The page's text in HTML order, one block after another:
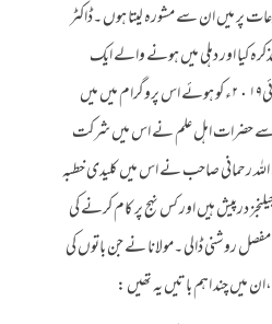
پر میں ان سے مشورہ لیتا ہوں ۔ڈاکٹر
کیا اور دہلی میں ہونے والے ایک
پروگرام کا تذکرہ کیا چنانچہ ۲۳ جولائی۲٠۱۹ء کو ہوئے اس پروگرام میں میں
حضرات اہل علم نے اس میں شرکت
رحمانی صاحب نے اس میں کلیدی خطبہ
درپیش ہیں اور کس نہج پر کام کرنے کی
روشنی ڈالی ۔مولانا نے جن باتوں کی
میں چند اہم باتیں یہ تھیں :